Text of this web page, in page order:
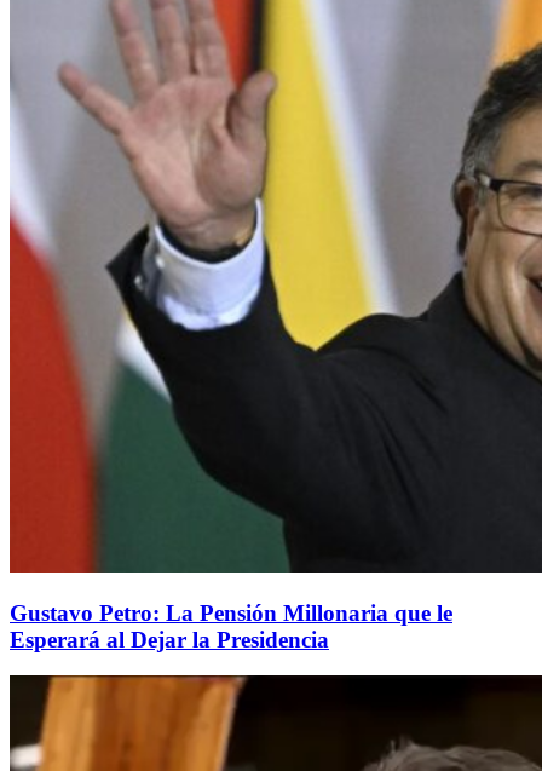
Gustavo Petro: La Pensión Millonaria que le
Esperará al Dejar la Presidencia